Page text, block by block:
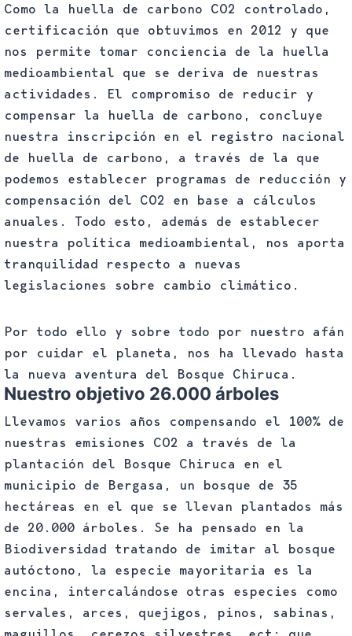
Como la huella de carbono CO2 controlado,
certificación que obtuvimos en 2012 y que
nos permite tomar conciencia de la huella
medioambiental que se deriva de nuestras
actividades. El compromiso de reducir y
compensar la huella de carbono, concluye
nuestra inscripción en el registro nacional
de huella de carbono, a través de la que
podemos establecer programas de reducción y
compensación del CO2 en base a cálculos
anuales. Todo esto, además de establecer
nuestra política medioambiental, nos aporta
tranquilidad respecto a nuevas
legislaciones sobre cambio climático.
Por todo ello y sobre todo por nuestro afán
por cuidar el planeta, nos ha llevado hasta
la nueva aventura del Bosque Chiruca.
Nuestro objetivo 26.000 árboles
Llevamos varios años compensando el 100% de
nuestras emisiones CO2 a través de la
plantación del Bosque Chiruca en el
municipio de Bergasa, un bosque de 35
hectáreas en el que se llevan plantados más
de 20.000 árboles. Se ha pensado en la
Biodiversidad tratando de imitar al bosque
autóctono, la especie mayoritaria es la
encina, intercalándose otras especies como
servales, arces, quejigos, pinos, sabinas,